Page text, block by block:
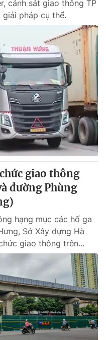
nếu không có sự chấp
khi phát hành lại
cảnh sát giao thông TP
giải pháp cụ thể.
giao thông
đường Phùng
hạng mục các hố ga
Sở Xây dựng Hà
giao thông trên...